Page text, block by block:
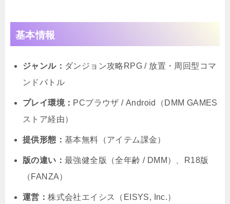
基本情報
ジャンル： ダンジョン攻略RPG / 放置・周回型コマ
ンドバトル
プレイ環境： PCブラウザ / Android（DMM GAMES
ストア経由）
提供形態： 基本無料（アイテム課金）
版の違い： 最強健全版（全年齢 / DMM）、R18版
（FANZA）
運営：株式会社エイシス（EISYS, Inc.）